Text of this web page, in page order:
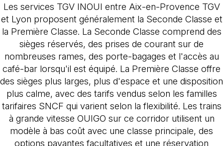
Les services TGV INOUI entre Aix-en-Provence TGV
et Lyon proposent généralement la Seconde Classe et
la Première Classe. La Seconde Classe comprend des
sièges réservés, des prises de courant sur de
nombreuses rames, des porte-bagages et l'accès au
café-bar lorsqu'il est équipé. La Première Classe offre
des sièges plus larges, plus d'espace et une disposition
plus calme, avec des tarifs vendus selon les familles
tarifaires SNCF qui varient selon la flexibilité. Les trains
à grande vitesse OUIGO sur ce corridor utilisent un
modèle à bas coût avec une classe principale, des
options payantes facultatives et une réservation